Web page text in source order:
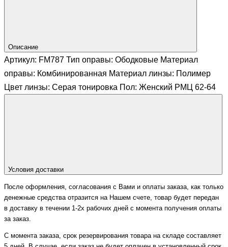
Описание
Артикул: FM787 Тип оправы: Ободковые Материал
оправы: Комбинированная Материал линзы: Полимер
Цвет линзы: Серая тонировка Пол: Женский РМЦ 62-64
Условия доставки
После оформления, согласования с Вами и оплаты заказа, как только
денежные средства отразится на Нашем счете, товар будет передан
в доставку в течении 1-2х рабочих дней с момента получения оплаты
за заказ.
С момента заказа, срок резервирования товара на складе составляет